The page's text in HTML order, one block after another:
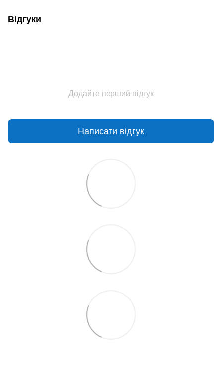
Відгуки
Додайте перший відгук
Написати відгук